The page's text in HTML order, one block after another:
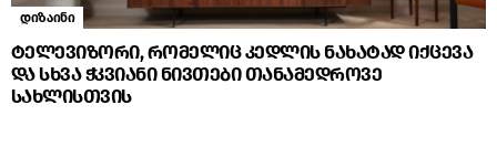
დიზაინი
ტელევიზორი, რომელიც კედლის ნახატად იქცევა
და სხვა ჭკვიანი ნივთები თანამედროვე
სახლისთვის